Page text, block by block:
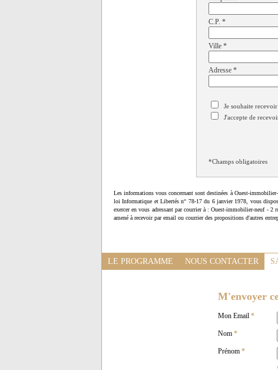
C.P. *
Ville *
Adresse *
Je souhaite
J'accepte de
*Champs obligatoires
Les informations vous concernant sont destinées à Ouest-
loi Informatique et Libertés n° 78-17 du 6 janvier 1978, vous
exercer en vous adressant par courrier à : Ouest-immobilier-neuf -
amené à recevoir par email ou courrier des propositions d'autres
LE PROGRAMME NOUS CONTACTER
M'envoyer
Mon Email *
Nom *
Prénom *